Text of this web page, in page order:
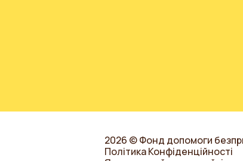
2026 © Фонд допомоги
Політика Конфіденційності